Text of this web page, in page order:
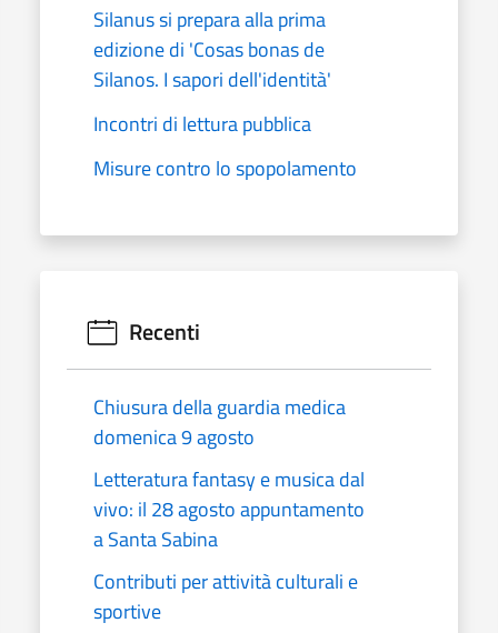
Silanus si prepara alla prima
edizione di 'Cosas bonas de
Silanos. I sapori dell'identità'
Incontri di lettura pubblica
Misure contro lo spopolamento
Recenti
Chiusura della guardia medica
domenica 9 agosto
Letteratura fantasy e musica dal
vivo: il 28 agosto appuntamento
a Santa Sabina
Contributi per attività culturali e
sportive